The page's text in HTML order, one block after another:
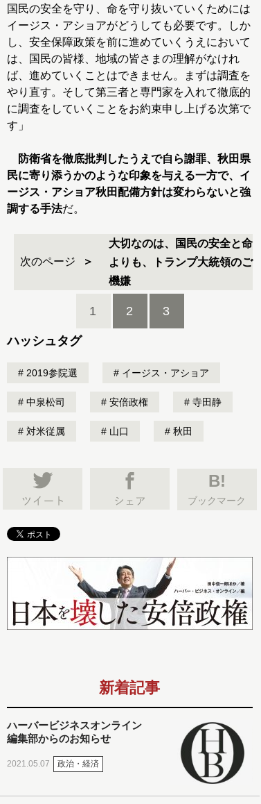
国民の安全を守り、命を守り抜いていくためには
イージス・アショアがどうしても必要です。しか
し、安全保障政策を前に進めていくうえにおいて
は、国民の皆様、地域の皆さまの理解がなけれ
ば、進めていくことはできません。まずは調査を
やり直す。そして第三者と専門家を入れて徹底的
に調査をしていくことをお約束申し上げる次第で
す」
防衛省を徹底批判したうえで自ら謝罪、秋田県
民に寄り添うかのような印象を与える一方で、イ
ージス・アショア秋田配備方針は変わらないと強
調する手法だ。
次のページ
大切なのは、国民の安全と命
よりも、トランプ大統領のご
機嫌
1 2 3
ハッシュタグ
2019参院選 イージス・アショア
中泉松司 安倍政権 寺田静
対米従属 山口 秋田
B!
ブックマーク
新着記事
ハーバービジネスオンライン
編集部からのお知らせ
2021.05.07 政治・経済